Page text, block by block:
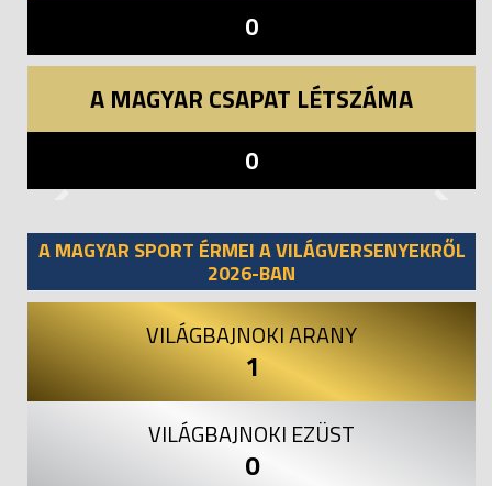
0
A MAGYAR CSAPAT LÉTSZÁMA
0
A MAGYAR SPORT ÉRMEI A VILÁGVERSENYEKRŐL
2026-BAN
VILÁGBAJNOKI ARANY
1
VILÁGBAJNOKI EZÜST
0